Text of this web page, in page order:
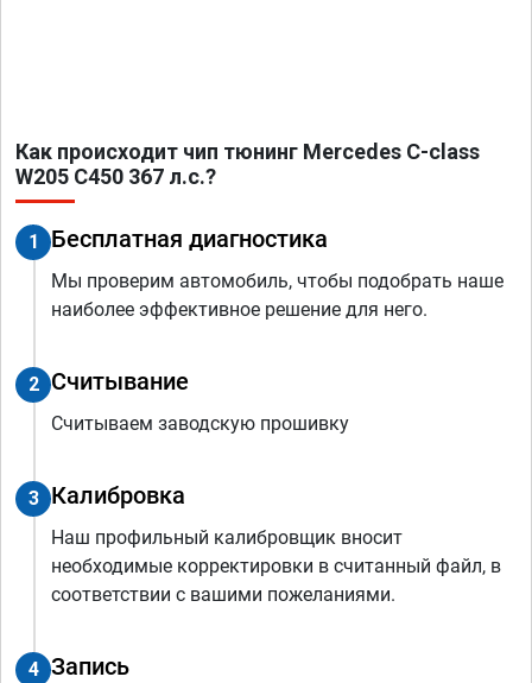
Как происходит чип тюнинг Mercedes C-class
W205 C450 367 л.с.?
1 Бесплатная диагностика
Мы проверим автомобиль, чтобы подобрать наше
наиболее эффективное решение для него.
2 Считывание
Считываем заводскую прошивку
3 Калибровка
Наш профильный калибровщик вносит
необходимые корректировки в считанный файл, в
соответствии с вашими пожеланиями.
4 Запись